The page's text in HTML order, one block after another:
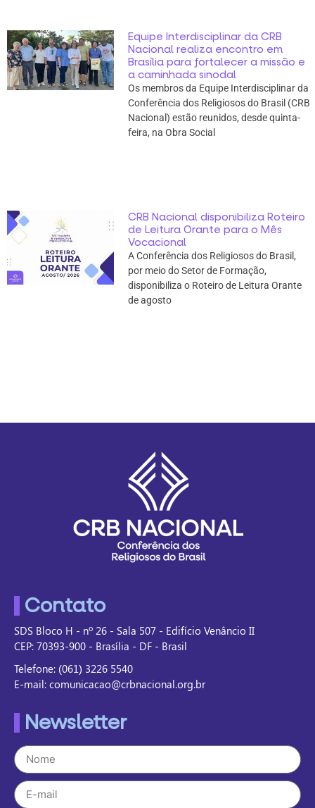
Equipe Interdisciplinar da CRB
Nacional realiza encontro em
Brasília para fortalecer a missão e
a caminhada sinodal
Os membros da Equipe Interdisciplinar da
Conferência dos Religiosos do Brasil (CRB
Nacional) estão reunidos, desde quinta-
feira, na Obra Social
CRB Nacional disponibiliza Roteiro
de Leitura Orante para o Mês
Vocacional
A Conferência dos Religiosos do Brasil,
por meio do Setor de Formação,
disponibiliza o Roteiro de Leitura Orante
de agosto
Contato
SDS Bloco H - nº 26 - Sala 507 - Edifício Venâncio II
CEP: 70393-900 - Brasília - DF - Brasil
Telefone: (061) 3226 5540
E-mail: comunicacao@crbnacional.org.br
Newsletter